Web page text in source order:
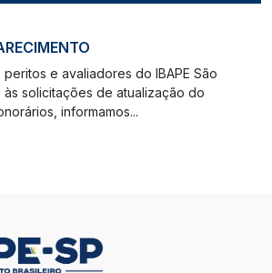
e avaliadores do IBAPE São
às solicitações de atualização do
informamos...